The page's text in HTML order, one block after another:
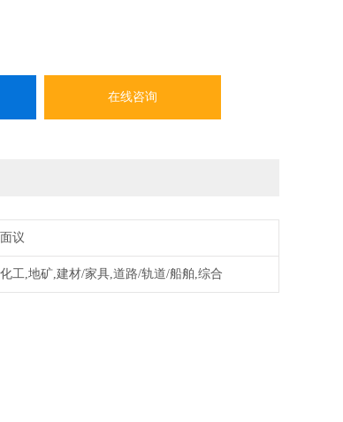
在线咨询
面议
化工,地矿,建材/家具,道路/轨道/船舶,综合